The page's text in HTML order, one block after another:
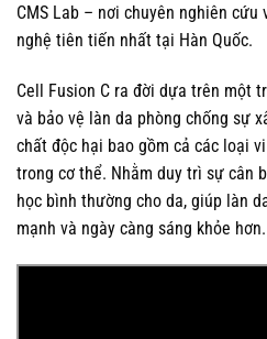
CMS Lab – nơi chuyên nghiên cứu
nghệ tiên tiến nhất tại Hàn Quốc.
Cell Fusion C ra đời dựa trên một
và bảo vệ làn da phòng chống sự
chất độc hại bao gồm cả các loại
trong cơ thể. Nhằm duy trì sự cân
học bình thường cho da, giúp làn
mạnh và ngày càng sáng khỏe hơn.